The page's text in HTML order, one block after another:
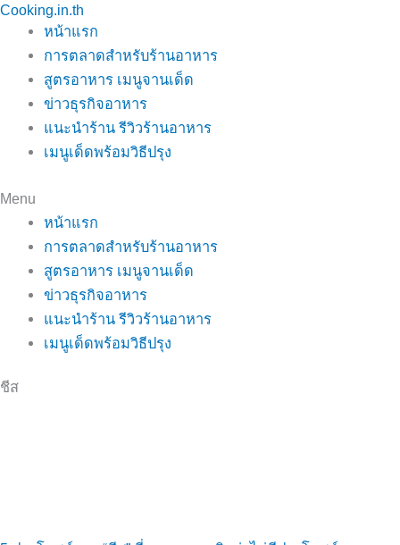
Skip
content
Cooking.in.th
หน้าแรก
การตลาดสำหรับร้านอาหาร
สูตรอาหาร เมนูจานเด็ด
ข่าวธุรกิจอาหาร
แนะนำร้าน รีวิวร้านอาหาร
เมนูเด็ดพร้อมวิธีปรุง
Menu
หน้าแรก
การตลาดสำหรับร้านอาหาร
สูตรอาหาร เมนูจานเด็ด
ข่าวธุรกิจอาหาร
แนะนำร้าน รีวิวร้านอาหาร
เมนูเด็ดพร้อมวิธีปรุง
ชีส